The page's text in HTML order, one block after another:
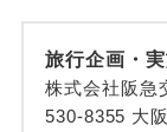
旅行企画・
株式会社阪急
530-8355 大